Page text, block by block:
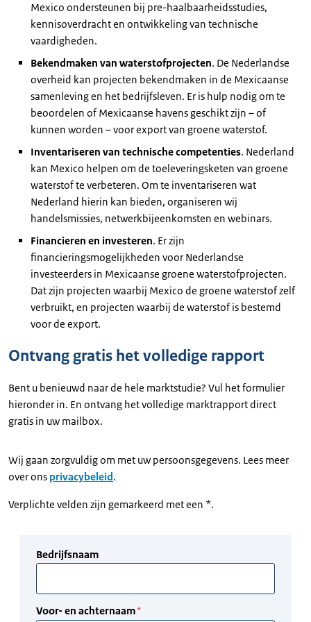
Mexico ondersteunen bij pre-haalbaarheidsstudies,
kennisoverdracht en ontwikkeling van technische
vaardigheden.
Bekendmaken van waterstofprojecten. De Nederlandse
overheid kan projecten bekendmaken in de Mexicaanse
samenleving en het bedrijfsleven. Er is hulp nodig om te
beoordelen of Mexicaanse havens geschikt zijn – of
kunnen worden – voor export van groene waterstof.
Inventariseren van technische competenties. Nederland
kan Mexico helpen om de toeleveringsketen van groene
waterstof te verbeteren. Om te inventariseren wat
Nederland hierin kan bieden, organiseren wij
handelsmissies, netwerkbijeenkomsten en webinars.
Financieren en investeren. Er zijn
financieringsmogelijkheden voor Nederlandse
investeerders in Mexicaanse groene waterstofprojecten.
Dat zijn projecten waarbij Mexico de groene waterstof zelf
verbruikt, en projecten waarbij de waterstof is bestemd
voor de export.
Ontvang gratis het volledige rapport
Bent u benieuwd naar de hele marktstudie? Vul het formulier
hieronder in. En ontvang het volledige marktrapport direct
gratis in uw mailbox.
Wij gaan zorgvuldig om met uw persoonsgegevens. Lees meer
over ons privacybeleid.
Verplichte velden zijn gemarkeerd met een *.